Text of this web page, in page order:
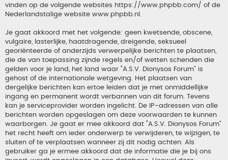
vinden op de volgende websites https://www.phpbb.com/ of de
Nederlandstalige website www.phpbb.nl
Je gaat akkoord met het volgende: geen kwetsende, obscene,
vulgaire, lasterlijke, haatdragende, dreigende, seksueel
georiënteerde of anderzijds verwerpelijke berichten te plaatsen,
die de van toepassing zijnde regels en/of wetten schenden die
gelden voor je land, het land waar “A.S.V. Dionysos Forum” is
gehost of de internationale wetgeving. Het plaatsen van
dergelijke berichten kan ertoe leiden dat je met onmiddellijke
ingang en permanent wordt verbannen van dit forum. Tevens
kan je serviceprovider worden ingelicht. De IP-adressen van alle
berichten worden opgeslagen om deze voorwaarden te kunnen
waarborgen. Je gaat er mee akkoord dat “A.S.V. Dionysos Forum”
het recht heeft om ieder onderwerp te verwijderen, te wijzigen, te
sluiten of te verplaatsen wanneer zij dit nodig achten. Als
gebruiker ga je ermee akkoord dat de informatie die je bij ons